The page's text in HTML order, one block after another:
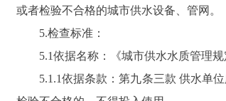
或者检验不合格的城市供水设备、管网。
5.检查标准：
5.1依据名称：《城市供水水质管理规
5.1.1依据条款：第九条三款 供水单